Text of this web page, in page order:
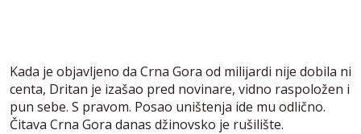
Kada je objavljeno da Crna Gora od milijardi nije dobila ni
centa, Dritan je izašao pred novinare, vidno raspoložen i
pun sebe. S pravom. Posao uništenja ide mu odlično.
Čitava Crna Gora danas džinovsko je rušilište.